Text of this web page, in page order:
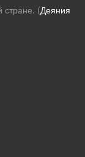
стране. (Деяния